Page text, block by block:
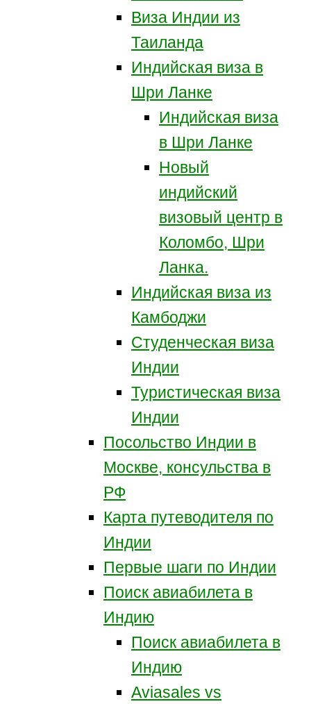
Виза Индии из
Таиланда
Индийская виза в
Шри Ланке
Индийская виза
в Шри Ланке
Новый
индийский
визовый центр в
Коломбо, Шри
Ланка.
Индийская виза из
Камбоджи
Студенческая виза
Индии
Туристическая виза
Индии
Посольство Индии в
Москве, консульства в
РФ
Карта путеводителя по
Индии
Первые шаги по Индии
Поиск авиабилета в
Индию
Поиск авиабилета в
Индию
Aviasales vs